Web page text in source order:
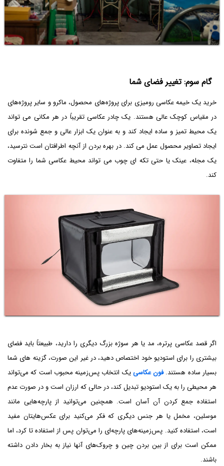
گام سوم: تغییر فضای شما
خرید یک خیمه عکاسی رومیزی برای پروژه‌های محصول، ماکرو و سایر پروژه‌های
در مقیاس کوچک عالی هستند. یک چادر عکاسی تقریباً در هر مکانی می تواند
یک محیط تمیز و ساده ایجاد کند و به عنوان یک ابزار عالی و جمع شونده برای
ایجاد تصاویر محصول عمل می کند. در بهره بردن از آنچه اطرافتان است نترسید،
یک مجله، عینک یا حتی تکه ای چوب می تواند محیط عکاسی شما را متفاوت
کند.
اگر قصد عکاسی پرتره، مد یا هر سوژه بزرگ دیگری را دارید، طبیعتاً باید فضای
بیشتری را برای استودیو خود اختصاص دهید، در غیر این صورت، گزینه های شما
بسیار ساده هستند.فون عکاسییک انتخاب پس‌زمینه محبوب است که می‌تواند
هر محیطی را به یک استودیو تبدیل کند، در حالی که ارزان است و در صورت عدم
استفاده جمع کردن آن آسان است. همچنین می‌توانید از پارچه‌هایی مانند
موسلین، مخمل یا هر جنس دیگری که فکر می‌کنید برای عکس‌هایتان مفید
است، استفاده کنید. پس‌زمینه‌های پارچه‌ای را می‌توان پس از استفاده تا کرد، اما
ممکن است برای از بین بردن چین و چروک‌های آنها نیاز به بخار دادن داشته
باشند.